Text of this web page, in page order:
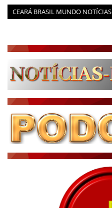
CEARÁ BRASIL MUNDO NOTÍCIAS